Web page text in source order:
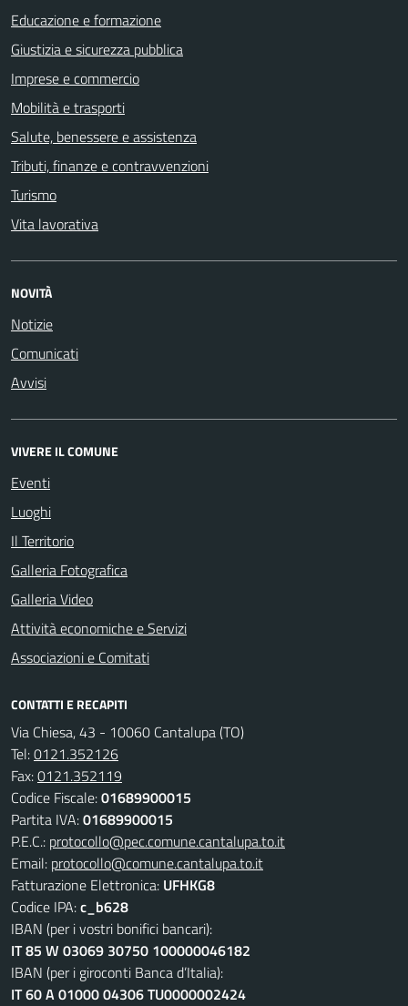
Educazione e formazione
Giustizia e sicurezza pubblica
Imprese e commercio
Mobilità e trasporti
Salute, benessere e assistenza
Tributi, finanze e contravvenzioni
Turismo
Vita lavorativa
NOVITÀ
Notizie
Comunicati
Avvisi
VIVERE IL COMUNE
Eventi
Luoghi
Il Territorio
Galleria Fotografica
Galleria Video
Attività economiche e Servizi
Associazioni e Comitati
CONTATTI E RECAPITI
Via Chiesa, 43 - 10060 Cantalupa (TO)
Tel:0121.352126
Fax:0121.352119
Codice Fiscale:01689900015
Partita IVA:01689900015
P.E.C.: protocollo@pec.comune.cantalupa.to.it
Email: protocollo@comune.cantalupa.to.it
Fatturazione Elettronica: UFHKG8
Codice IPA:c_b628
IBAN (per i vostri bonifici bancari):
IT 85 W 03069 30750 100000046182
IBAN (per i giroconti Banca d’Italia):
IT 60 A 01000 04306 TU0000002424